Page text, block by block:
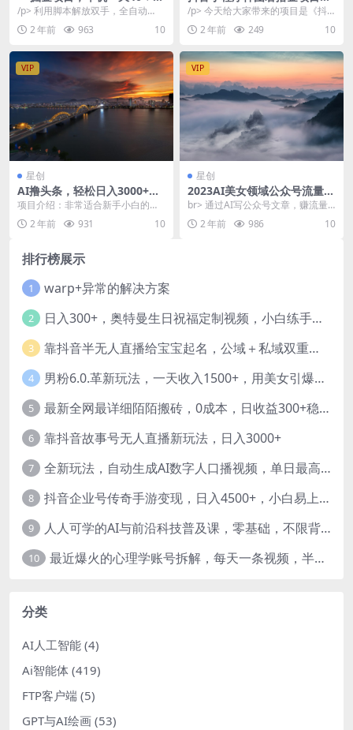
脚本全自动运行，解放双手，
可放大操作
/p> 利用脚本解放双手，全自动
*！！云机也可操作运行！单机20-4
0！！2 年前 963 10
用手机每天拍个手型挂载一下
小程序就*【揭秘】
/p> 今天给大家带来的项目是《抖
音小程序神图君撸金项目，用手机
每天拍个手型挂载...
2 年前 249 10
VIP
星创
AI撸头条，轻松日入3000+，
当天起号，*天见收益。
项目介绍：非常适合新手小白的项
目，复制搬运即可，简单无脑。可
矩阵操作。保姆级教程...
2 年前 931 10
VIP
星创
2023AI美女领域公众号流量主
项目，一篇文章就能赚一千多
br> 通过AI写公众号文章，赚流量
主分成的钱，我之前的文章有介绍
过，社群有会员...
2 年前 986 10
排行榜展示
1 warp+异常的解决方案
2 日入300+，奥特曼生日祝福定制视频，小白练手项目-暖阳网
3 靠抖音半无人直播给宝宝起名，公域＋私域双重变现模式
4 男粉6.0.革新玩法，一天收入1500+，用美女引爆得物APP【揭秘】-暖阳网
5 最新全网最详细陌陌搬砖，0成本，日收益300+稳定收入【揭秘】
6 靠抖音故事号无人直播新玩法，日入3000+
7 全新玩法，自动生成AI数字人口播视频，单日最高3000+，能快速上手!-暖阳网
8 抖音企业号传奇手游变现，日入4500+，小白易上手
9 人人可学的AI与前沿科技普及课，零基础，不限背景通俗易懂，深入浅出-暖阳网
10 最近爆火的心理学账号拆解，每天一条视频，半个小时解决，轻松日入三百+-暖阳网
分类
AI人工智能 (4)
Ai智能体 (419)
FTP客户端 (5)
GPT与AI绘画 (53)